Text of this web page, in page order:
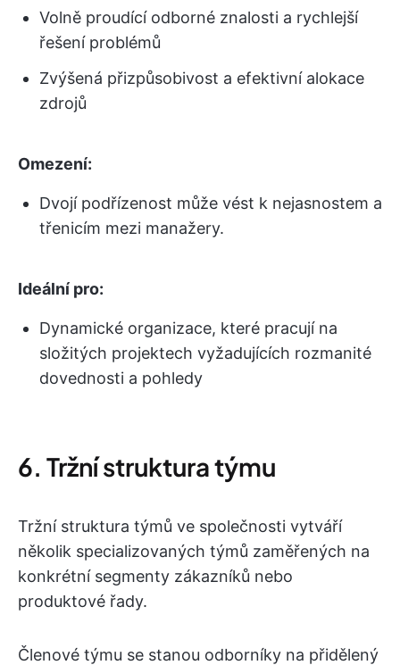
Volně proudící odborné znalosti a rychlejší
řešení problémů
Zvýšená přizpůsobivost a efektivní alokace
zdrojů
Omezení:
Dvojí podřízenost může vést k nejasnostem a
třenicím mezi manažery.
Ideální pro:
Dynamické organizace, které pracují na
složitých projektech vyžadujících rozmanité
dovednosti a pohledy
6. Tržní struktura týmu
Tržní struktura týmů ve společnosti vytváří
několik specializovaných týmů zaměřených na
konkrétní segmenty zákazníků nebo
produktové řady.
Členové týmu se stanou odborníky na přidělený